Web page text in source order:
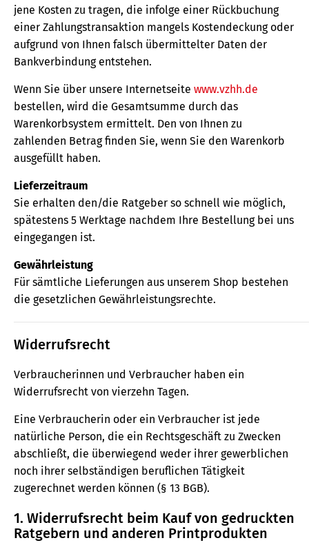
jene Kosten zu tragen, die infolge einer Rückbuchung
einer Zahlungstransaktion mangels Kostendeckung oder
aufgrund von Ihnen falsch übermittelter Daten der
Bankverbindung entstehen.
Wenn Sie über unsere Internetseite www.vzhh.de
bestellen, wird die Gesamtsumme durch das
Warenkorbsystem ermittelt. Den von Ihnen zu
zahlenden Betrag finden Sie, wenn Sie den Warenkorb
ausgefüllt haben.
Lieferzeitraum
Sie erhalten den/die Ratgeber so schnell wie möglich,
spätestens 5 Werktage nachdem Ihre Bestellung bei uns
eingegangen ist.
Gewährleistung
Für sämtliche Lieferungen aus unserem Shop bestehen
die gesetzlichen Gewährleistungsrechte.
Widerrufsrecht
Verbraucherinnen und Verbraucher haben ein
Widerrufsrecht von vierzehn Tagen.
Eine Verbraucherin oder ein Verbraucher ist jede
natürliche Person, die ein Rechtsgeschäft zu Zwecken
abschließt, die überwiegend weder ihrer gewerblichen
noch ihrer selbständigen beruflichen Tätigkeit
zugerechnet werden können (§ 13 BGB).
1. Widerrufsrecht beim Kauf von gedruckten
Ratgebern und anderen Printprodukten